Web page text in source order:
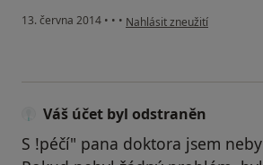
13. června 2014 • • • podle názoru uživatele Váš
Nahlásit zneužití
Váš účet byl odstraněn
S !péčí" pana doktora jsem